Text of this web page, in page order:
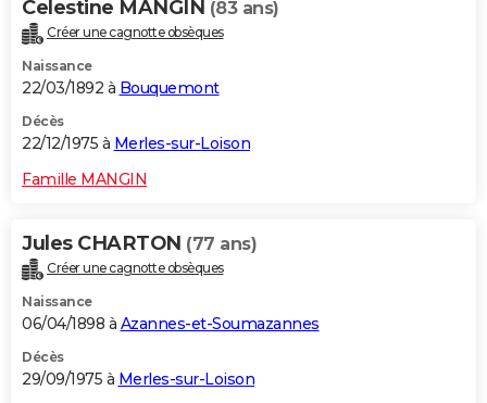
Celestine MANGIN (83 ans)
Créer une cagnotte obsèques
Naissance
22/03/1892 à Bouquemont
Décès
22/12/1975 à Merles-sur-Loison
Famille MANGIN
Jules CHARTON (77 ans)
Créer une cagnotte obsèques
Naissance
06/04/1898 à Azannes-et-Soumazannes
Décès
29/09/1975 à Merles-sur-Loison